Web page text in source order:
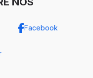
Facebook